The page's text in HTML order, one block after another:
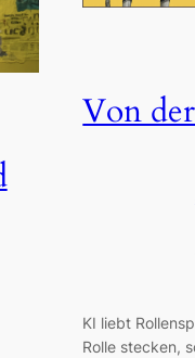
Von
KI liebt
Rolle stecken,